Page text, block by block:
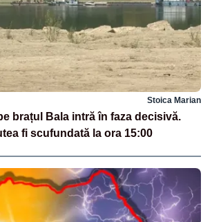
Stoica Marian
brațul Bala intră în faza decisivă.
fi scufundată la ora 15:00